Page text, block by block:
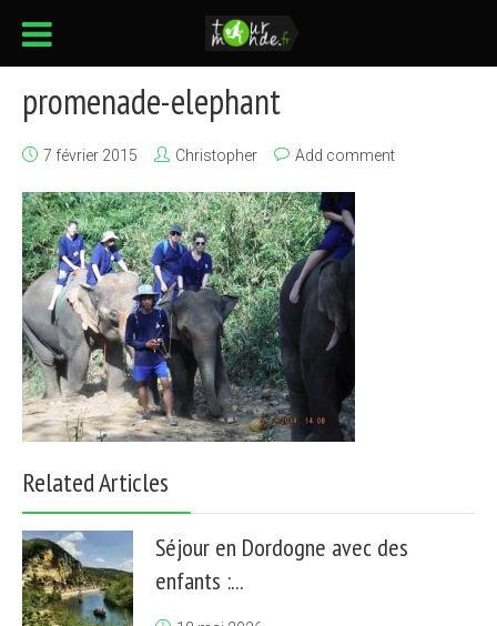
promenade-elephant
7 février 2015 Christopher Add comment
Related Articles
Séjour en Dordogne avec des
enfants :...